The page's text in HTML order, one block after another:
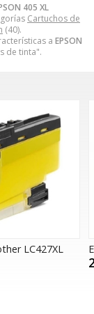
405 XL
Cartuchos de
(40).
a EPSON
de tinta".
LC427XL